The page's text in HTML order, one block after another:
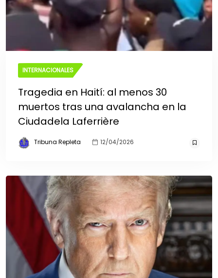
INTERNACIONALES
Tragedia en Haití: al menos 30
muertos tras una avalancha en la
Ciudadela Laferrière
Tribuna Repleta 12/04/2026